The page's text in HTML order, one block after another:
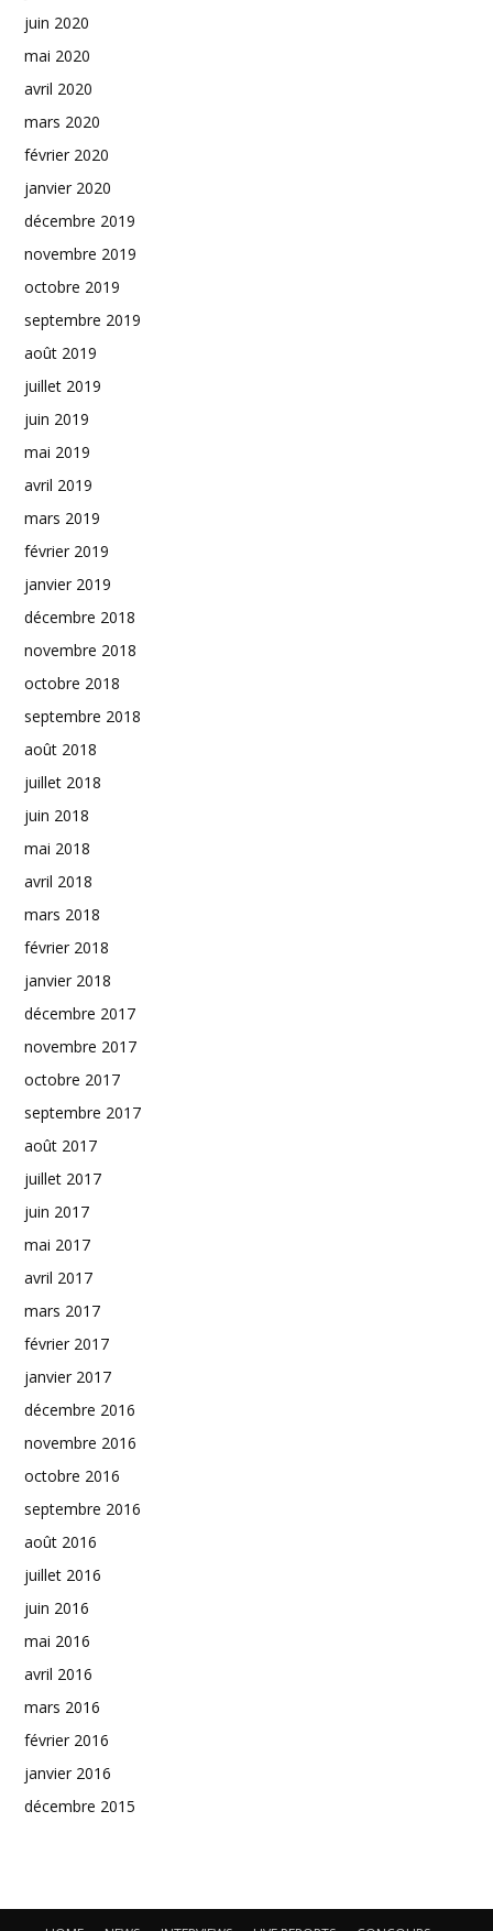
juin 2020
mai 2020
avril 2020
mars 2020
février 2020
janvier 2020
décembre 2019
novembre 2019
octobre 2019
septembre 2019
août 2019
juillet 2019
juin 2019
mai 2019
avril 2019
mars 2019
février 2019
janvier 2019
décembre 2018
novembre 2018
octobre 2018
septembre 2018
août 2018
juillet 2018
juin 2018
mai 2018
avril 2018
mars 2018
février 2018
janvier 2018
décembre 2017
novembre 2017
octobre 2017
septembre 2017
août 2017
juillet 2017
juin 2017
mai 2017
avril 2017
mars 2017
février 2017
janvier 2017
décembre 2016
novembre 2016
octobre 2016
septembre 2016
août 2016
juillet 2016
juin 2016
mai 2016
avril 2016
mars 2016
février 2016
janvier 2016
décembre 2015